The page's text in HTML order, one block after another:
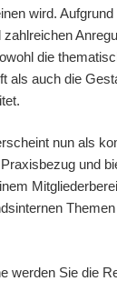
wird.
die
als auch die
nun als
und
werden Sie die